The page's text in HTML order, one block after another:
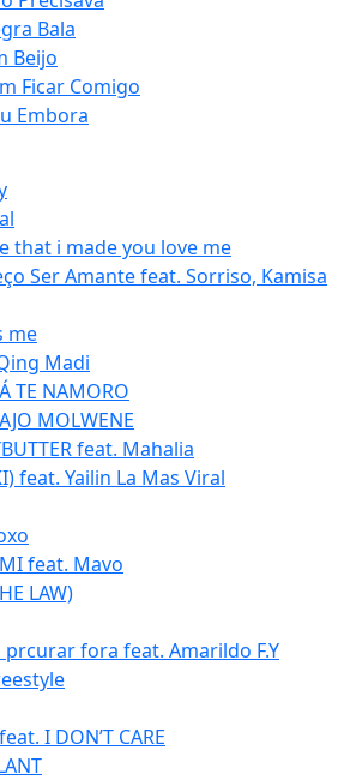
Bala
Beijo
Ficar Comigo
Embora
that i made you love me
Ser Amante feat. Sorriso, Kamisa
me
Madi
TE NAMORO
MOLWENE
feat. Mahalia
feat. Yailin La Mas Viral
feat. Mavo
LAW)
fora feat. Amarildo F.Y
I DON’T CARE